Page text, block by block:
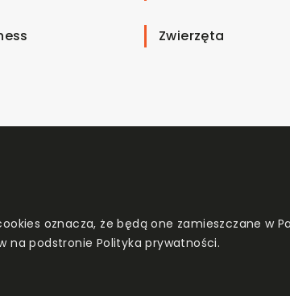
Zwierzęta
oznacza, że będą one zamieszczane w
na podstronie Polityka prywatności.